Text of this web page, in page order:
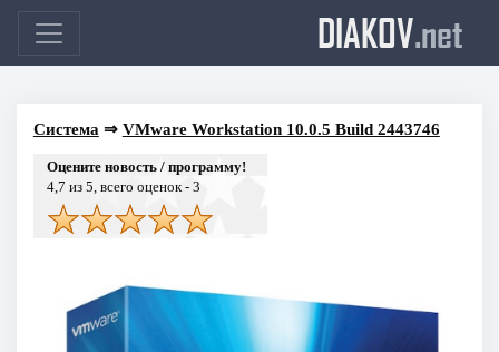
DIAKOV.net
Система ⇒ VMware Workstation 10.0.5 Build 2443746
Оцените новость / программу!
4,7 из 5, всего оценок - 3